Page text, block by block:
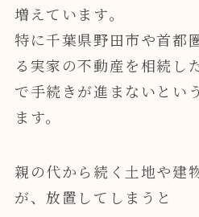
増えています。
特に千葉県野田市や首都
る実家の不動産を相続し
で手続きが進まないとい
ます。
親の代から続く土地や建
が、放置してしまうと